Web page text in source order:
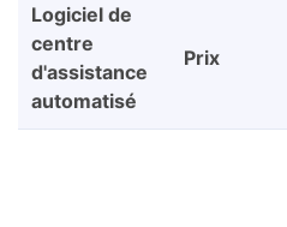
Logiciel de
centre
d'assistance
automatisé
Prix